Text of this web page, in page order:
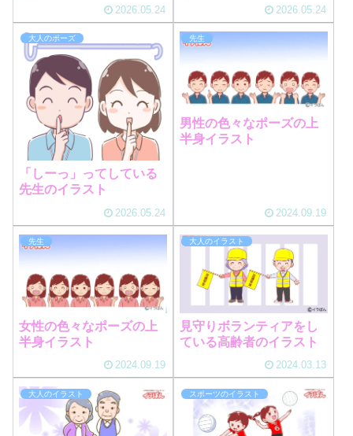
2026.05.24 2026.05.24
大人のポーズ
「しーっ」ってしている
先生のイラスト
2026.05.24
先生
男性の色々なポーズの上
半身イラスト
2024.09.19
先生
女性の色々なポーズの上
半身イラスト
2024.09.19
大人のイラスト
見守りボランティアをし
ている高齢者のイラスト
2024.03.13
大人のイラスト スポーツのイラスト